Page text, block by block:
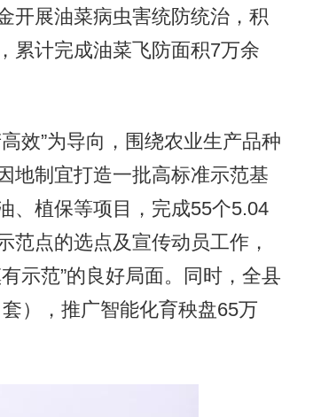
开展油菜病虫害统防统治，积
累计完成油菜飞防面积7万余
”为导向，围绕农业生产品种
地制宜打造一批高标准示范基
、植保等项目，完成55个5.04
范点的选点及宣传动员工作，
示范”的良好局面。同时，全县
），推广智能化育秧盘65万